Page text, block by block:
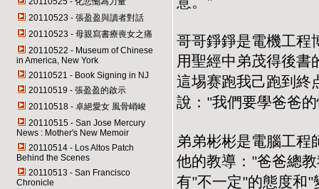
20110523 - 張盈盈與讀者對話
20110523 - 母親寫書療喪女之痛
20110522 - Museum of Chinese
in America, New York
20110521 - Book Signing in NJ
20110519 - 張盈盈的啟示
20110518 - 卓絕愛女 風骨峭峻
20110515 - San Jose Mercury
News : Mother's New Memoir
20110514 - Los Altos Patch
Behind the Scenes
20110513 - San Francisco
Chronicle
哥哥錚錚是電機工程
用聖經中弟茂得後書
這埸赛跑我己跑到終
說： "我們要學爸爸
弟弟彬彬是電腦工程
他的教導： "爸爸總
有"不一定"的態度和"